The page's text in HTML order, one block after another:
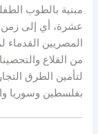
مبنية بالطوب
عشرة، أي إلى زمن
المصريين القدماء
من القلاع
لتأمين الطرق
بفلسطين وسوريا